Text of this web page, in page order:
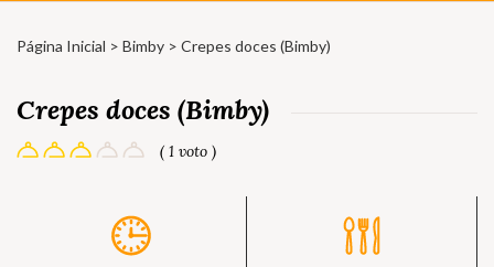
Página Inicial > Bimby > Crepes doces (Bimby)
Crepes doces (Bimby)
( 1 voto )